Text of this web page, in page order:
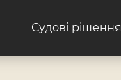
Судові рішення